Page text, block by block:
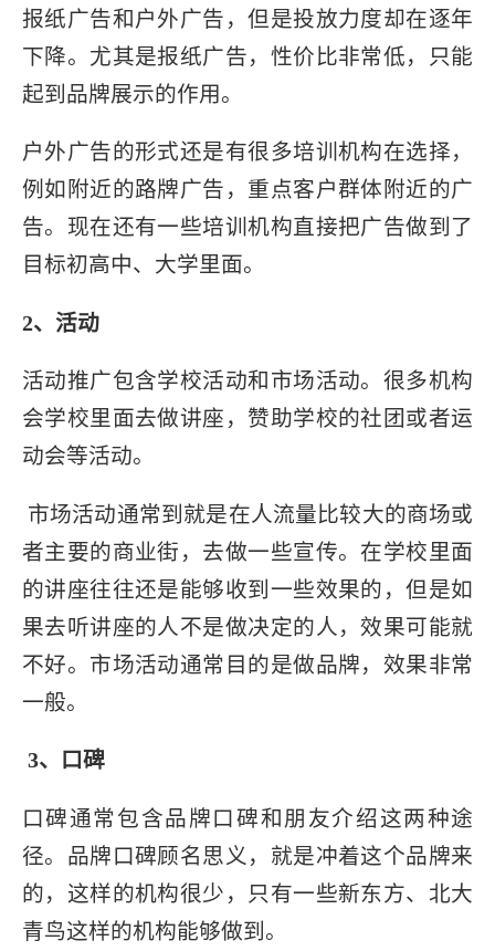
报纸广告和户外广告，但是投放力度却在逐年
下降。尤其是报纸广告，性价比非常低，只能
起到品牌展示的作用。
户外广告的形式还是有很多培训机构在选择，
例如附近的路牌广告，重点客户群体附近的广
告。现在还有一些培训机构直接把广告做到了
目标初高中、大学里面。
2、活动
活动推广包含学校活动和市场活动。很多机构
会学校里面去做讲座，赞助学校的社团或者运
动会等活动。
市场活动通常到就是在人流量比较大的商场或
者主要的商业街，去做一些宣传。在学校里面
的讲座往往还是能够收到一些效果的，但是如
果去听讲座的人不是做决定的人，效果可能就
不好。市场活动通常目的是做品牌，效果非常
一般。
3、口碑
口碑通常包含品牌口碑和朋友介绍这两种途
径。品牌口碑顾名思义，就是冲着这个品牌来
的，这样的机构很少，只有一些新东方、北大
青鸟这样的机构能够做到。